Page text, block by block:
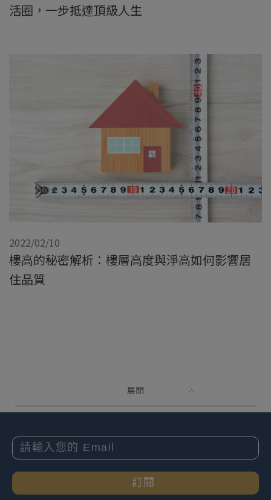
活圈，一步抵達頂級人生
2022/02/10
樓高的秘密解析：樓層高度與淨高如何影響居
住品質
展開
訂閱